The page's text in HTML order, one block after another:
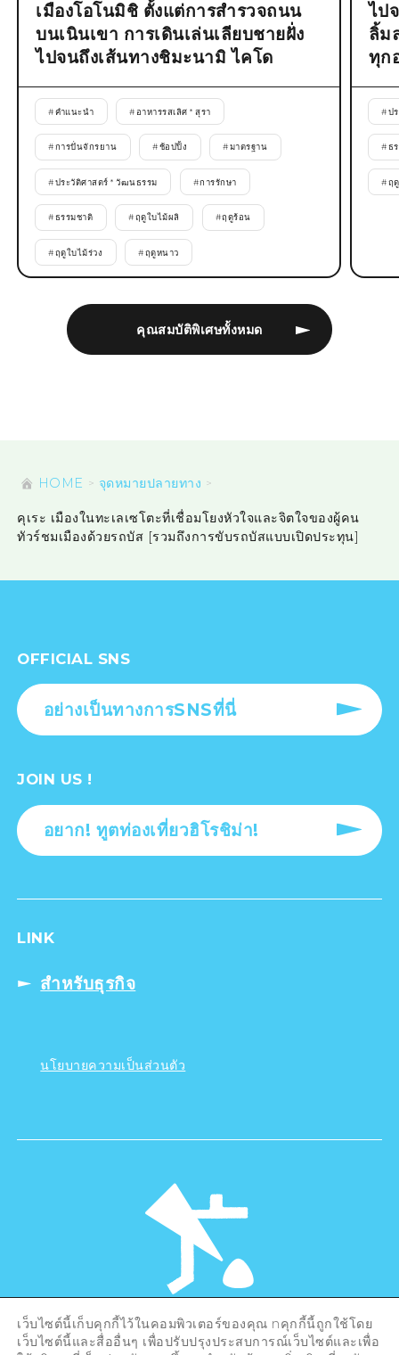
คุณสมบัติพิเศษทั้งหมด
เมืองโอโนมิชิ ตั้งแต่การสำรวจถนน
บนเนินเขา การเดินเล่นเลียบชายฝั่ง
ไปจนถึงเส้นทางชิมะนามิ ไคโด
#คำแนะนำ # อาหารรสเลิศ * สุรา
#การปั่นจักรยาน #ช้อปปิ้ง #มาตรฐาน
#ประวัติศาสตร์ * วัฒนธรรม #การรักษา
#ธรรมชาติ #ฤดูใบไม้ผลิ #ฤดูร้อน
#ฤดูใบไม้ร่วง #ฤดูหนาว
ไป
ลิ้ม
ทุก
#ป
#ธ
#ฤ
HOME จุดหมายปลายทาง
คุเระ เมืองในทะเลเซโตะที่เชื่อมโยงหัวใจและจิตใจของผู้คน
ทัวร์ชมเมืองด้วยรถบัส [รวมถึงการขับรถบัสแบบเปิดประทุน]
OFFICIAL SNS
อย่างเป็นทางการSNSที่นี่
JOIN US !
อยาก! ทูตท่องเที่ยวฮิโรชิม่า!
LINK
สำหรับธุรกิจ
นโยบายความเป็นส่วนตัว
©Hiroshima Tourism Association /
Hiroshima Prefecture / Hiroshima City .
เว็บไซต์นี้เก็บคุกกี้ไว้ในคอมพิวเตอร์ของคุณ nคุกกี้นี้ถูกใช้โดย
เว็บไซต์นี้และสื่ออื่นๆ เพื่อปรับปรุงประสบการณ์เว็บไซต์และเพื่อ